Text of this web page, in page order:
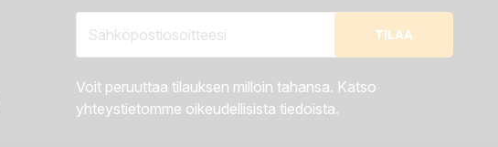
Voit peruuttaa tilauksen milloin tahansa. Katso
yhteystietomme oikeudellisista tiedoista.